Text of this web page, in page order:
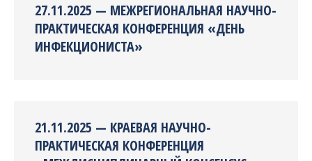
27.11.2025 — МЕЖРЕГИОНАЛЬНАЯ НАУЧНО-
ПРАКТИЧЕСКАЯ КОНФЕРЕНЦИЯ «ДЕНЬ
ИНФЕКЦИОНИСТА»
21.11.2025 — КРАЕВАЯ НАУЧНО-
ПРАКТИЧЕСКАЯ КОНФЕРЕНЦИЯ